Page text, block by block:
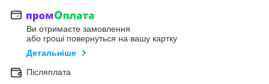
Ви отримаєте замовлення
або гроші повернуться на вашу картку
Детальніше
Післяплата